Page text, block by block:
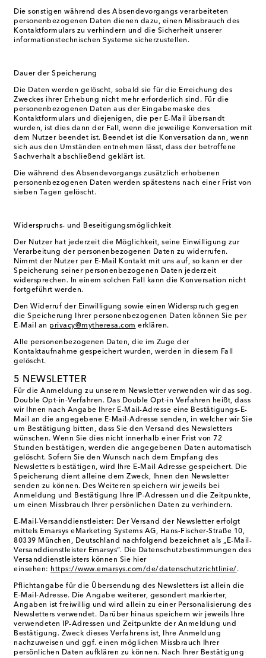
Die sonstigen während des Absendevorgangs verarbeiteten
personenbezogenen Daten dienen dazu, einen Missbrauch des
Kontaktformulars zu verhindern und die Sicherheit unserer
informationstechnischen Systeme sicherzustellen.
Dauer der Speicherung
Die Daten werden gelöscht, sobald sie für die Erreichung des
Zweckes ihrer Erhebung nicht mehr erforderlich sind. Für die
personenbezogenen Daten aus der Eingabemaske des
Kontaktformulars und diejenigen, die per E-Mail übersandt
wurden, ist dies dann der Fall, wenn die jeweilige Konversation mit
dem Nutzer beendet ist. Beendet ist die Konversation dann, wenn
sich aus den Umständen entnehmen lässt, dass der betroffene
Sachverhalt abschließend geklärt ist.
Die während des Absendevorgangs zusätzlich erhobenen
personenbezogenen Daten werden spätestens nach einer Frist von
sieben Tagen gelöscht.
Widerspruchs- und Beseitigungsmöglichkeit
Der Nutzer hat jederzeit die Möglichkeit, seine Einwilligung zur
Verarbeitung der personenbezogenen Daten zu widerrufen.
Nimmt der Nutzer per E-Mail Kontakt mit uns auf, so kann er der
Speicherung seiner personenbezogenen Daten jederzeit
widersprechen. In einem solchen Fall kann die Konversation nicht
fortgeführt werden.
Den Widerruf der Einwilligung sowie einen Widerspruch gegen
die Speicherung Ihrer personenbezogenen Daten können Sie per
E-Mail an privacy@mytheresa.com erklären.
Alle personenbezogenen Daten, die im Zuge der
Kontaktaufnahme gespeichert wurden, werden in diesem Fall
gelöscht.
5 NEWSLETTER
Für die Anmeldung zu unserem Newsletter verwenden wir das sog.
Double Opt-in-Verfahren. Das Double Opt-in Verfahren heißt, dass
wir Ihnen nach Angabe Ihrer E-Mail-Adresse eine Bestätigungs-E-
Mail an die angegebene E-Mail-Adresse senden, in welcher wir Sie
um Bestätigung bitten, dass Sie den Versand des Newsletters
wünschen. Wenn Sie dies nicht innerhalb einer Frist von 72
Stunden bestätigen, werden die angegebenen Daten automatisch
gelöscht. Sofern Sie den Wunsch nach dem Empfang des
Newsletters bestätigen, wird Ihre E-Mail Adresse gespeichert. Die
Speicherung dient alleine dem Zweck, Ihnen den Newsletter
senden zu können. Des Weiteren speichern wir jeweils bei
Anmeldung und Bestätigung Ihre IP-Adressen und die Zeitpunkte,
um einen Missbrauch Ihrer persönlichen Daten zu verhindern.
E-Mail-Versanddienstleister: Der Versand der Newsletter erfolgt
mittels Emarsys eMarketing Systems AG, Hans-Fischer-Straße 10,
80339 München, Deutschland nachfolgend bezeichnet als „E-Mail-
Versanddienstleister Emarsys“. Die Datenschutzbestimmungen des
Versanddienstleisters können Sie hier
einsehen: https://www.emarsys.com/de/datenschutzrichtlinie/.
Pflichtangabe für die Übersendung des Newsletters ist allein die
E-Mail-Adresse. Die Angabe weiterer, gesondert markierter,
Angaben ist freiwillig und wird allein zu einer Personalisierung des
Newsletters verwendet. Darüber hinaus speichern wir jeweils Ihre
verwendeten IP-Adressen und Zeitpunkte der Anmeldung und
Bestätigung. Zweck dieses Verfahrens ist, Ihre Anmeldung
nachzuweisen und ggf. einen möglichen Missbrauch Ihrer
persönlichen Daten aufklären zu können. Nach Ihrer Bestätigung